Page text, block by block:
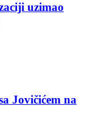
uzimao
Jovičićem na